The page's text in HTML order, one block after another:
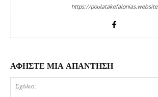
https://poulatakefalonias.website
ΑΦΗΣΤΕ ΜΙΑ ΑΠΑΝΤΗΣΗ